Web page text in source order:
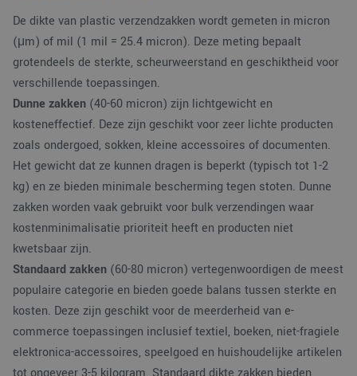
De dikte van plastic verzendzakken wordt gemeten in micron
(μm) of mil (1 mil = 25.4 micron). Deze meting bepaalt
grotendeels de sterkte, scheurweerstand en geschiktheid voor
verschillende toepassingen.
Dunne zakken (40-60 micron) zijn lichtgewicht en
kosteneffectief. Deze zijn geschikt voor zeer lichte producten
zoals ondergoed, sokken, kleine accessoires of documenten.
Het gewicht dat ze kunnen dragen is beperkt (typisch tot 1-2
kg) en ze bieden minimale bescherming tegen stoten. Dunne
zakken worden vaak gebruikt voor bulk verzendingen waar
kostenminimalisatie prioriteit heeft en producten niet
kwetsbaar zijn.
Standaard zakken (60-80 micron) vertegenwoordigen de meest
populaire categorie en bieden goede balans tussen sterkte en
kosten. Deze zijn geschikt voor de meerderheid van e-
commerce toepassingen inclusief textiel, boeken, niet-fragiele
elektronica-accessoires, speelgoed en huishoudelijke artikelen